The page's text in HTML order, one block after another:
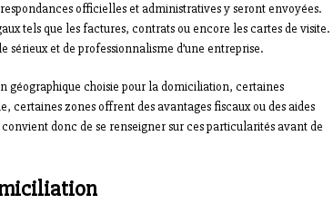
officielles et administratives y seront envoyées.
tels que les factures, contrats ou encore les cartes de visite.
sérieux et de professionnalisme d’une entreprise.
géographique choisie pour la domiciliation, certaines
certaines zones offrent des avantages fiscaux ou des aides
donc de se renseigner sur ces particularités avant de